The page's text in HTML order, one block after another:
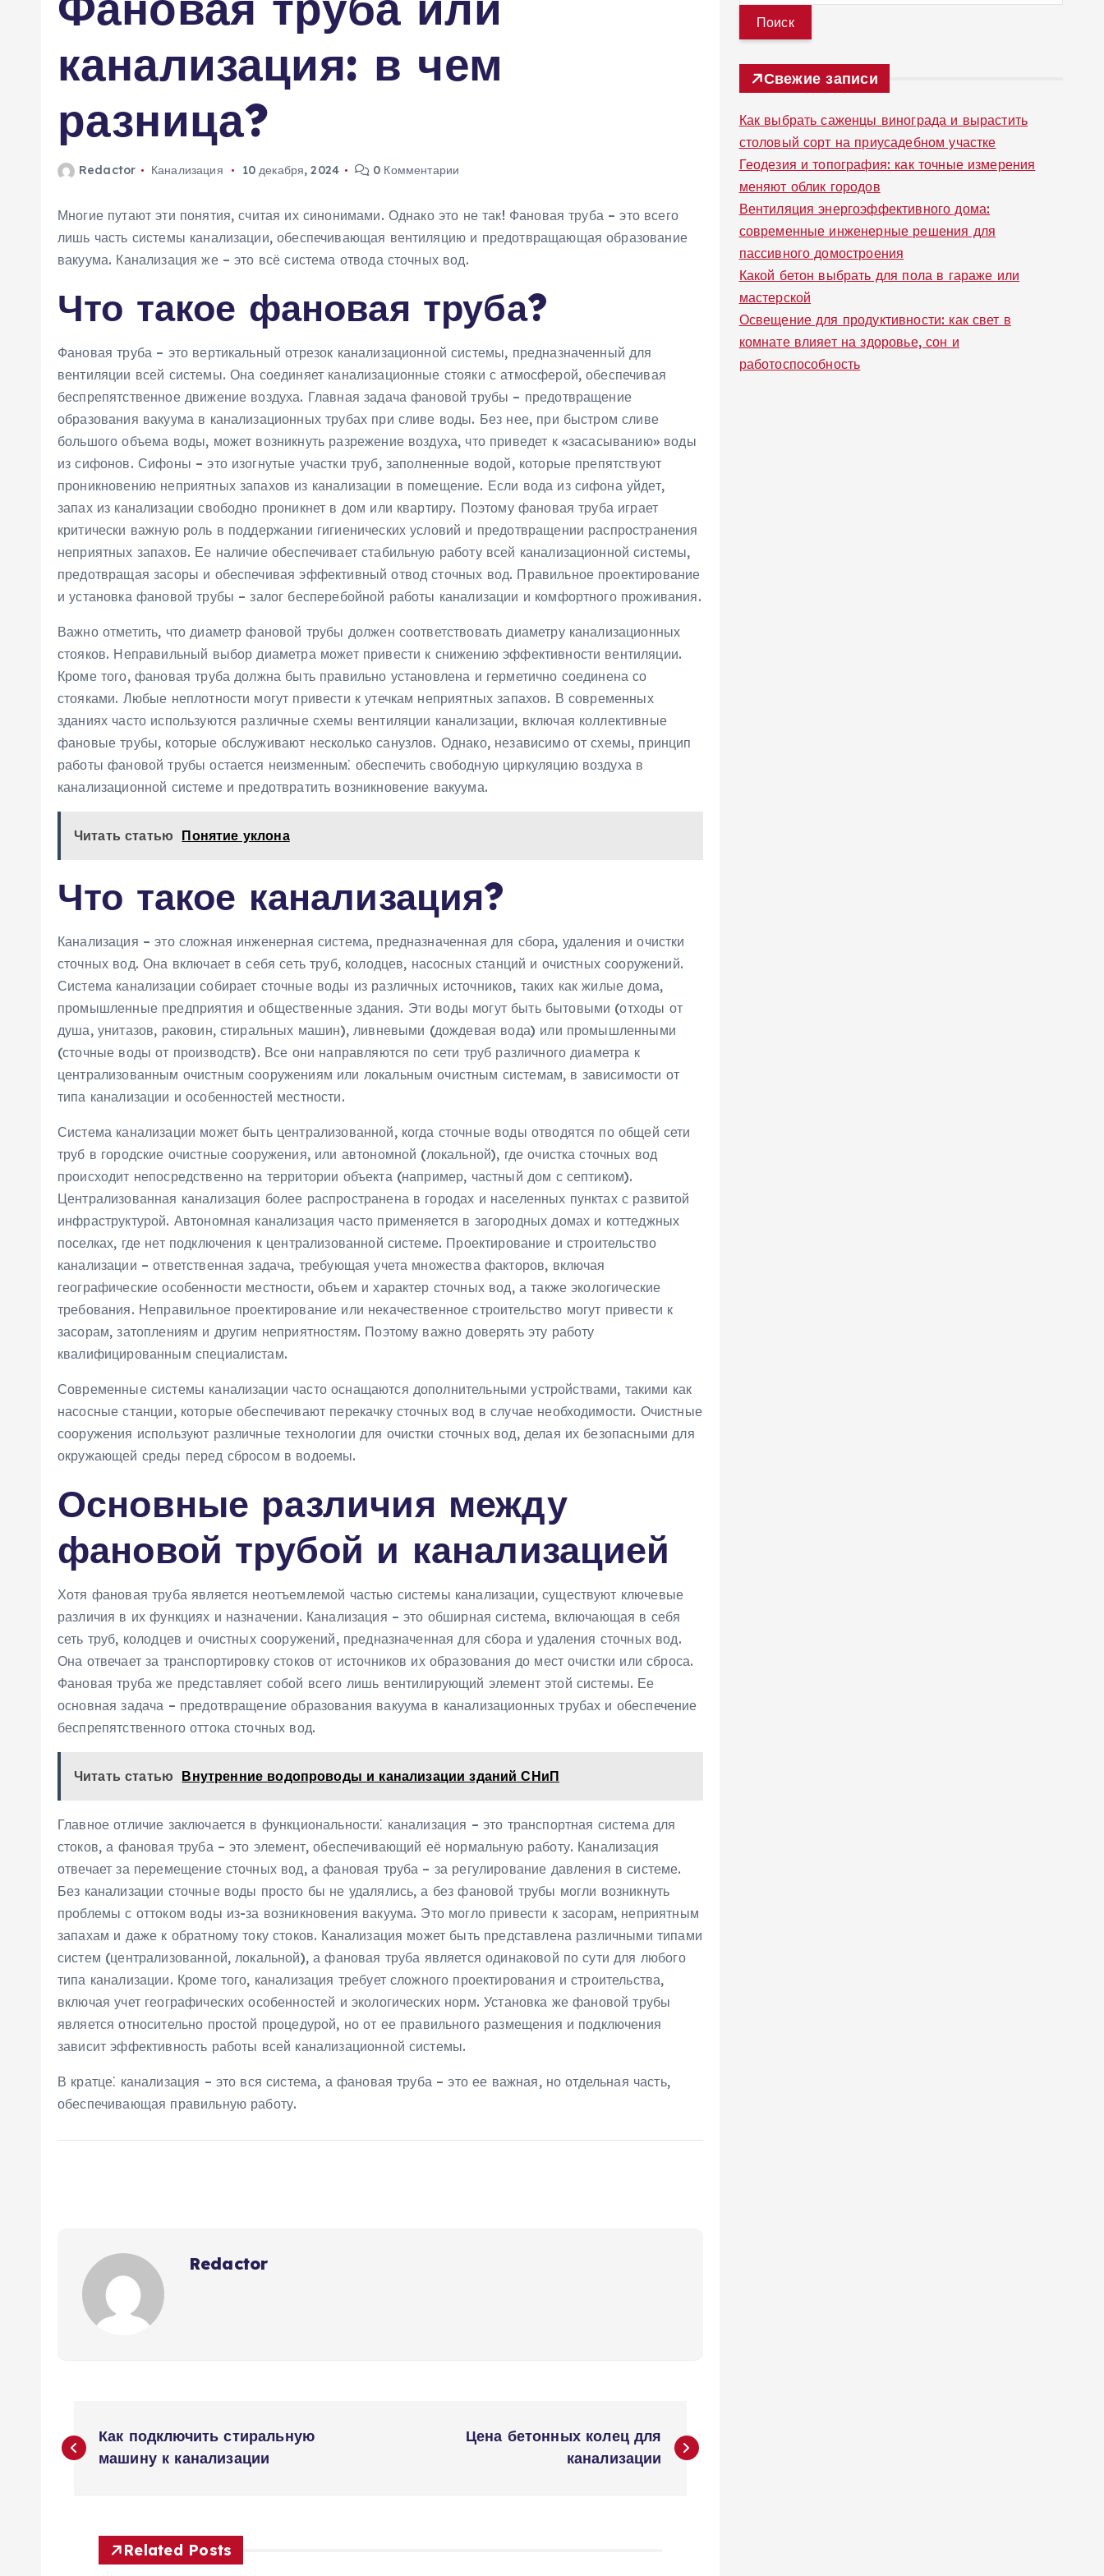
канализация: в чем
разница?
Redactor Канализация 10 декабря, 2024 0 Комментарии
Многие путают эти понятия, считая их синонимами. Однако это не так! Фановая труба – это всего
лишь часть системы канализации, обеспечивающая вентиляцию и предотвращающая образование
вакуума. Канализация же – это всё система отвода сточных вод.
Что такое фановая труба?
Фановая труба – это вертикальный отрезок канализационной системы, предназначенный для
вентиляции всей системы. Она соединяет канализационные стояки с атмосферой, обеспечивая
беспрепятственное движение воздуха. Главная задача фановой трубы – предотвращение
образования вакуума в канализационных трубах при сливе воды. Без нее, при быстром сливе
большого объема воды, может возникнуть разрежение воздуха, что приведет к «засасыванию» воды
из сифонов. Сифоны – это изогнутые участки труб, заполненные водой, которые препятствуют
проникновению неприятных запахов из канализации в помещение. Если вода из сифона уйдет,
запах из канализации свободно проникнет в дом или квартиру. Поэтому фановая труба играет
критически важную роль в поддержании гигиенических условий и предотвращении распространения
неприятных запахов. Ее наличие обеспечивает стабильную работу всей канализационной системы,
предотвращая засоры и обеспечивая эффективный отвод сточных вод. Правильное проектирование
и установка фановой трубы – залог бесперебойной работы канализации и комфортного проживания.
Важно отметить, что диаметр фановой трубы должен соответствовать диаметру канализационных
стояков. Неправильный выбор диаметра может привести к снижению эффективности вентиляции.
Кроме того, фановая труба должна быть правильно установлена и герметично соединена со
стояками. Любые неплотности могут привести к утечкам неприятных запахов. В современных
зданиях часто используются различные схемы вентиляции канализации, включая коллективные
фановые трубы, которые обслуживают несколько санузлов. Однако, независимо от схемы, принцип
работы фановой трубы остается неизменным⁚ обеспечить свободную циркуляцию воздуха в
канализационной системе и предотвратить возникновение вакуума.
Читать статью Понятие уклона
Что такое канализация?
Канализация – это сложная инженерная система, предназначенная для сбора, удаления и очистки
сточных вод. Она включает в себя сеть труб, колодцев, насосных станций и очистных сооружений.
Система канализации собирает сточные воды из различных источников, таких как жилые дома,
промышленные предприятия и общественные здания. Эти воды могут быть бытовыми (отходы от
душа, унитазов, раковин, стиральных машин), ливневыми (дождевая вода) или промышленными
(сточные воды от производств). Все они направляются по сети труб различного диаметра к
централизованным очистным сооружениям или локальным очистным системам, в зависимости от
типа канализации и особенностей местности.
Система канализации может быть централизованной, когда сточные воды отводятся по общей сети
труб в городские очистные сооружения, или автономной (локальной), где очистка сточных вод
происходит непосредственно на территории объекта (например, частный дом с септиком).
Централизованная канализация более распространена в городах и населенных пунктах с развитой
инфраструктурой. Автономная канализация часто применяется в загородных домах и коттеджных
поселках, где нет подключения к централизованной системе. Проектирование и строительство
канализации – ответственная задача, требующая учета множества факторов, включая
географические особенности местности, объем и характер сточных вод, а также экологические
требования. Неправильное проектирование или некачественное строительство могут привести к
засорам, затоплениям и другим неприятностям. Поэтому важно доверять эту работу
квалифицированным специалистам.
Современные системы канализации часто оснащаются дополнительными устройствами, такими как
насосные станции, которые обеспечивают перекачку сточных вод в случае необходимости. Очистные
сооружения используют различные технологии для очистки сточных вод, делая их безопасными для
окружающей среды перед сбросом в водоемы.
Основные различия между
фановой трубой и канализацией
Хотя фановая труба является неотъемлемой частью системы канализации, существуют ключевые
различия в их функциях и назначении. Канализация – это обширная система, включающая в себя
сеть труб, колодцев и очистных сооружений, предназначенная для сбора и удаления сточных вод.
Она отвечает за транспортировку стоков от источников их образования до мест очистки или сброса.
Фановая труба же представляет собой всего лишь вентилирующий элемент этой системы. Ее
основная задача – предотвращение образования вакуума в канализационных трубах и обеспечение
беспрепятственного оттока сточных вод.
Читать статью Внутренние водопроводы и канализации зданий СНиП
Главное отличие заключается в функциональности⁚ канализация – это транспортная система для
стоков, а фановая труба – это элемент, обеспечивающий её нормальную работу. Канализация
отвечает за перемещение сточных вод, а фановая труба – за регулирование давления в системе.
Без канализации сточные воды просто бы не удалялись, а без фановой трубы могли возникнуть
проблемы с оттоком воды из-за возникновения вакуума. Это могло привести к засорам, неприятным
запахам и даже к обратному току стоков. Канализация может быть представлена различными типами
систем (централизованной, локальной), а фановая труба является одинаковой по сути для любого
типа канализации. Кроме того, канализация требует сложного проектирования и строительства,
включая учет географических особенностей и экологических норм. Установка же фановой трубы
является относительно простой процедурой, но от ее правильного размещения и подключения
зависит эффективность работы всей канализационной системы.
В кратце⁚ канализация – это вся система, а фановая труба – это ее важная, но отдельная часть,
обеспечивающая правильную работу.
Redactor
Н
а
Как подключить стиральную
машину к канализации
Цена бетонных колец для
канализации
Related Posts
т
и
Свежие записи
Как выбрать саженцы винограда и вырастить
столовый сорт на приусадебном участке
Геодезия и топография: как точные измерения
меняют облик городов
Вентиляция энергоэффективного дома:
современные инженерные решения для
пассивного домостроения
Какой бетон выбрать для пола в гараже или
мастерской
Освещение для продуктивности: как свет в
комнате влияет на здоровье, сон и
работоспособность